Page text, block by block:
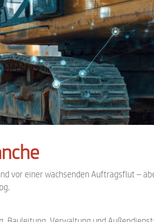
vor einer wachsenden Auftragsflut –